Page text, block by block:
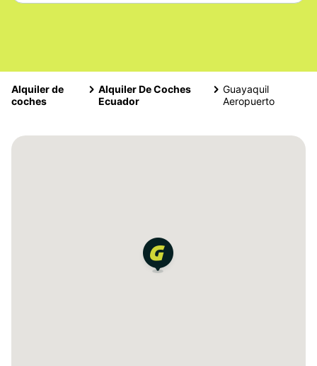
Alquiler de
coches
Alquiler De Coches
Ecuador
Guayaquil
Aeropuerto